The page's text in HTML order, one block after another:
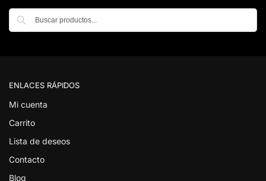
ENLACES RÁPIDOS
Mi cuenta
Carrito
Lista de deseos
Contacto
Blog